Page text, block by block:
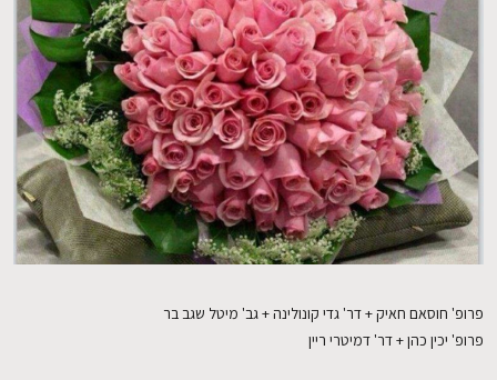
EN
צרו קשר
פרופ' חוסאם חאיק + דר' גדי קונולינה + גב' מיטל שגב בר
פרופ' יכין כהן + דר' דמיטרי ריין